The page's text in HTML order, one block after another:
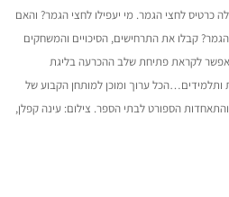
כרטיס לחצי הגמר. מי יעפילו לחצי הגמר? והאם
קבלו את התרחישים, הסיכויים והמשחקים
לקראת פתיחת שלב ההכרעה בליגת
ערוך ומוכן למותחן הקבוע של
הספורט לבתי הספר. צילום: עינה קפלן,